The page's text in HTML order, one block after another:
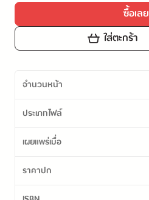
ซื้อเลย
ใส่ตะกร้า
จำนวนหน้า
ประเภทไฟล์
เผยแพร่เมื่อ
ราคาปก